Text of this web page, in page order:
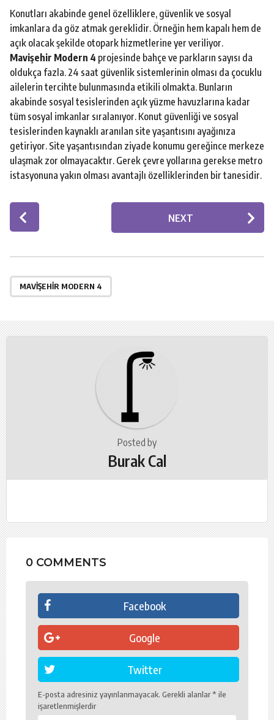
Konutları akabinde genel özelliklere, güvenlik ve sosyal
imkanlara da göz atmak gereklidir. Örneğin hem kapalı hem de
açık olacak şekilde otopark hizmetlerine yer veriliyor.
Mavişehir Modern 4 projesinde bahçe ve parkların sayısı da
oldukça fazla. 24 saat güvenlik sistemlerinin olması da çocuklu
ailelerin tercihte bulunmasında etikili olmakta. Bunların
akabinde sosyal tesislerinden açık yüzme havuzlarına kadar
tüm sosyal imkanlar sıralanıyor. Konut güvenliği ve sosyal
tesislerinden kaynaklı aranılan site yaşantısını ayağınıza
getiriyor. Site yaşantısından ziyade konumu gereğince merkeze
ulaşmak zor olmayacaktır. Gerek çevre yollarına gerekse metro
istasyonuna yakın olması avantajlı özelliklerinden bir tanesidir.
P
o
t
P
i
n
NEXT
MAVIŞEHIR MODERN 4
Posted by
Burak Cal
0 COMMENTS
Facebook
Google
Twitter
E-posta adresiniz yayınlanmayacak. Gerekli alanlar* ile
işaretlenmişlerdir